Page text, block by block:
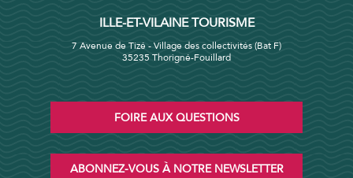
ILLE-ET-VILAINE TOURISME
7 Avenue de Tizé - Village des collectivités (Bat F)
35235 Thorigné-Fouillard
FOIRE AUX QUESTIONS
ABONNEZ-VOUS À NOTRE NEWSLETTER